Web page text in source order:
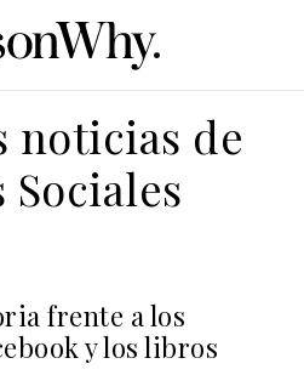
noticias de
Sociales
frente a los
y los libros